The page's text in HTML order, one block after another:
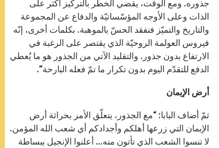
جذوره. ومع الوقت، يقضي الخطر بالتركيز أكثر على
الذات وعلى الأوجه المؤسّساتيّة والدفاع عن المجموعة
والتاريخ والتميّز فنفقد الحسّ بالموهبة. بكلمات أخرى، إنّه
فيروس العولمة الروحيّة الذي يقتصر على الرغبة في
الارتفاع بدون جذور. والتقليد الآتي من الجذور هو ما يُعطي
الدفع للتقدّم اليوم بدون تكرار ما تمّ فعله البارحة”.
أرض الإيمان
ثمّ أضاف البابا: “مع الجذور، يتعلّق الأمر بحراثة أرض
الإيمان التي زرعها أهلكم وأجدادكم أي شعب الله المؤمن.
لا تنسوا الشعب الذي تأتون منه… أعلنوا الإنجيل ببساطة